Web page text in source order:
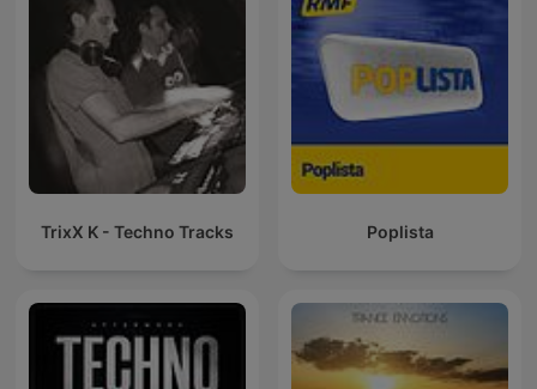
TrixX K - Techno Tracks Poplista